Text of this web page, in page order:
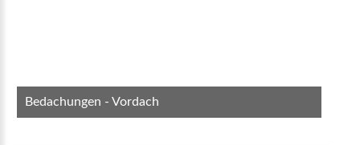
Bedachungen - Vordach